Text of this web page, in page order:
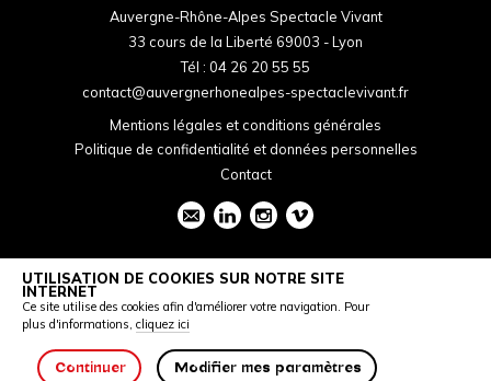
Auvergne-Rhône-Alpes Spectacle Vivant
33 cours de la Liberté 69003 - Lyon
Tél : 04 26 20 55 55
contact@auvergnerhonealpes-spectaclevivant.fr
Mentions légales et conditions générales
Politique de confidentialité et données personnelles
Contact
UTILISATION DE COOKIES SUR NOTRE SITE
INTERNET
Ce site utilise des cookies afin d'améliorer votre navigation. Pour
plus d'informations, cliquez ici
Continuer Modifier mes paramètres